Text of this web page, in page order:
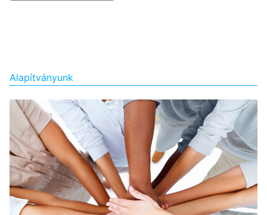
Alapítványunk